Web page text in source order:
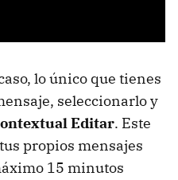
lo único que tienes
seleccionarlo y
Editar. Este
propios mensajes
15 minutos